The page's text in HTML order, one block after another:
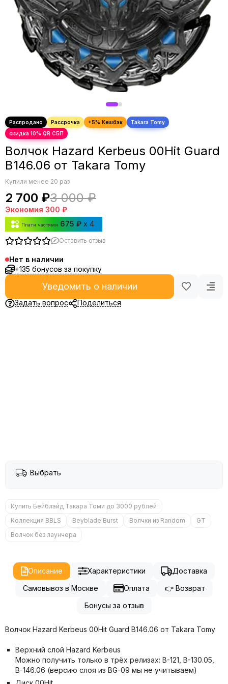
Волчок Hazard Kerbeus 00Hit Guard
B146.06 от Takara Tomy
Купили менее 20 раз
2 700 ₽3 000 ₽
Экономия 300 ₽
Плати частями 675 ₽ x 4
Оставить отзыв
Нет в наличии
+135 бонусов за покупку
Уведомить о наличии
Задать вопрос Поделиться
Выбрать
Купить Бейблэйд Такара Томи до 3000 рублей
Коллекция BBLS
Beyblade Burst Волчки из Random
GT
Волчок без лаунчера
Описание Характеристики
Доставка
Самовывоз в Москве
Оплата
👉 Возврат
Бонусы за отзыв
Волчок Hazard Kerbeus 00Hit Guard B146.06 от Takara Tomy
Верхний слой Hazard Kerbeus
Можно получить только в трёх релизах: B-121, B-130.05,
B-146.06 (версию слоя из BG-09 мы не учитываем)